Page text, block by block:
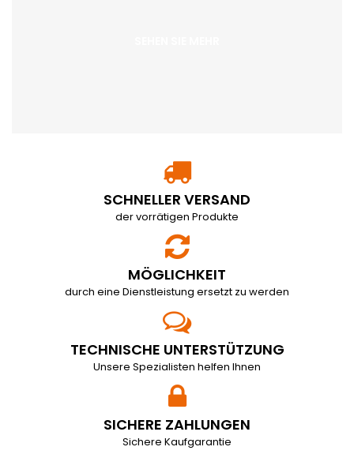
SCHNELLER VERSAND
der vorrätigen Produkte
MÖGLICHKEIT
durch eine Dienstleistung ersetzt zu werden
TECHNISCHE UNTERSTÜTZUNG
Unsere Spezialisten helfen Ihnen
SICHERE ZAHLUNGEN
Sichere Kaufgarantie